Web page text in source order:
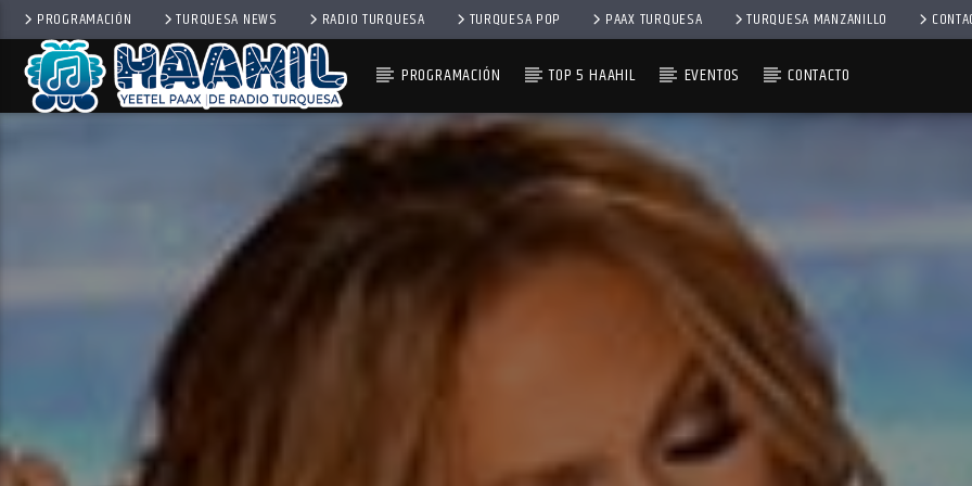
PROGRAMACIÓN TURQUESA NEWS RADIO TURQUESA TURQUESA POP PAAX TURQUESA TURQUESA MANZANILLO
PROGRAMACIÓN TOP 5 HAAHIL EVENTOS CONTACTO
INFORMATIVO TURQUESA – 1RA EMISIÓN
8:30 AM